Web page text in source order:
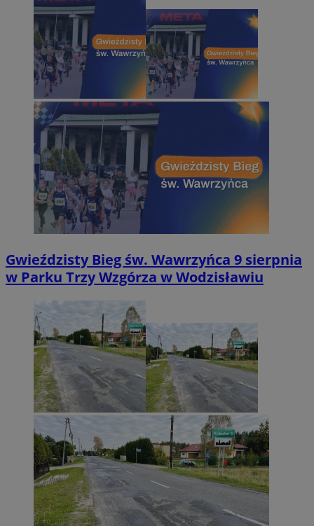
Gwieździsty Bieg św. Wawrzyńca 9 sierpnia
w Parku Trzy Wzgórza w Wodzisławiu